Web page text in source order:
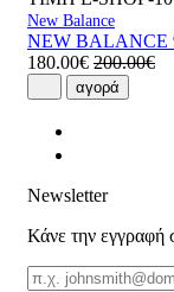
New Balance
NEW BALANCE
180.00€ 200.00€
αγορά
Newsletter
Κάνε την εγγραφή
Email